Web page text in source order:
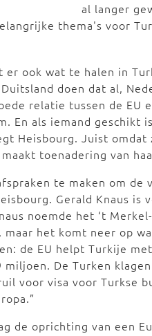
al langer
thema's voor
er ook wat te halen in
doen dat al,
relatie tussen de EU
En als iemand geschikt
Heisbourg. Juist omdat
toenadering van
te maken om
Gerald Knaus is
noemde het ‘t
maar het komt neer op
de EU helpt Turkije
De Turken
voor visa voor Turkse
de oprichting van een